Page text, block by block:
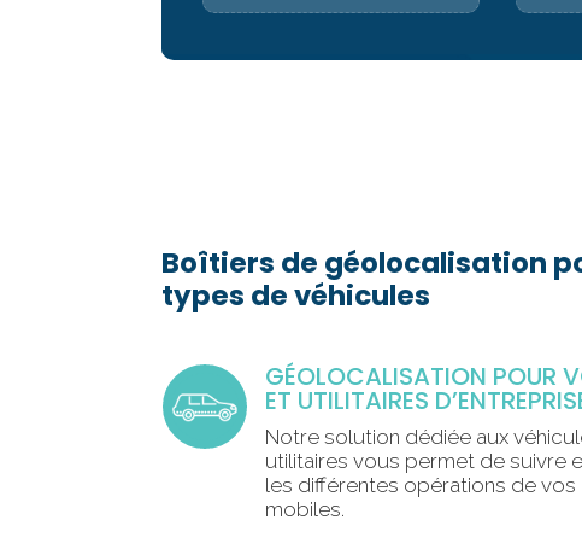
Boîtiers de géolocalisation
types de véhicules
GÉOLOCALISATION POUR
ET UTILITAIRES
Notre solution dédiée aux
utilitaires vous permet de suivre
les différentes opérations de vos
mobiles.